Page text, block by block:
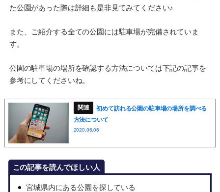
た公園があった際は詳細も是非見てみてください♪
また、ご紹介する全ての公園には駐車場が完備されていま
す。
公園の駐車場の場所を確認する方法については下記の記事を
参考にしてくださいね。
初めて訪れる公園の駐車場の場所を調べる
方法について
2020.06.06
この記事を読んでほしい人
宮城県内にある公園を探している